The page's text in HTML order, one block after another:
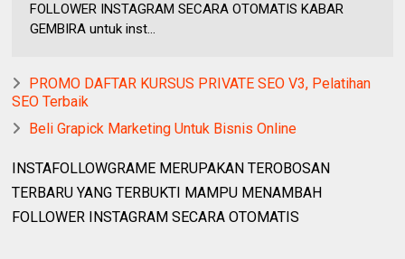
FOLLOWER INSTAGRAM SECARA OTOMATIS KABAR
GEMBIRA untuk inst...
PROMO DAFTAR KURSUS PRIVATE SEO V3, Pelatihan
SEO Terbaik
Beli Grapick Marketing Untuk Bisnis Online
INSTAFOLLOWGRAME MERUPAKAN TEROBOSAN
TERBARU YANG TERBUKTI MAMPU MENAMBAH
FOLLOWER INSTAGRAM SECARA OTOMATIS